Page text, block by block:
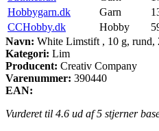
Hobbygarn.dk
Garn
CCHobby.dk
Hobby
Navn: White Limstift , 10 g, rund,
Kategori: Lim
Producent: Creativ Company
Varenummer: 390440
EAN:
Vurderet til 4.6 ud af 5 stjerner